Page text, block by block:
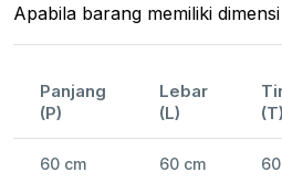
Apabila barang memiliki
Panjang
(P)
Lebar
(L)
(T)
60 cm 60 cm